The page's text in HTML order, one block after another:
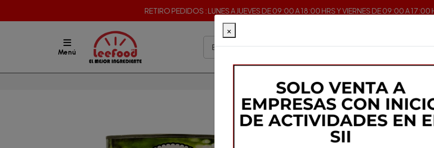
RETIRO PEDIDOS : LUNES A JUEVES DE 09:00 A 18:00 HRS Y VIERNES DE 09:00 A 17:00
Menú
Pizza y Pasta Otros Champiñon Laminado
EL BUHO
Champiñon
×